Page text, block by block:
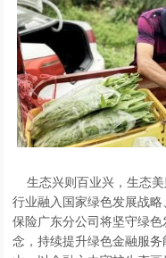
生态兴则百业兴，生态
行业融入国家绿色发展战
保险广东分公司将坚守绿
念，持续提升绿色金融服